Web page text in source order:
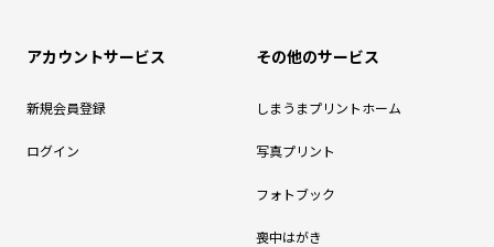
アカウントサービス
新規会員登録
ログイン
その他のサービス
しまうまプリントホーム
写真プリント
フォトブック
喪中はがき